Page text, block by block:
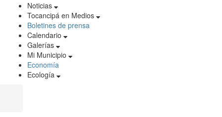
Noticias
Tocancipá en Medios
Boletines de prensa
Calendario
Galerías
Mi Municipio
Economía
Ecología